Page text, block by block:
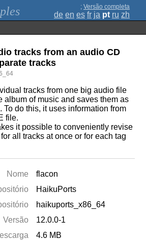
; Versão completa
de en es fr ja pt ru zh
tracks from an audio CD
tracks
tracks from one big audio file
album of music and saves them as
To do this, it uses information from
file.
it possible to conveniently revise
all tracks at once or for each tag
Nome
flacon
HaikuPorts
haikuports_x86_64
Versão
12.0.0-1
4.6 MB